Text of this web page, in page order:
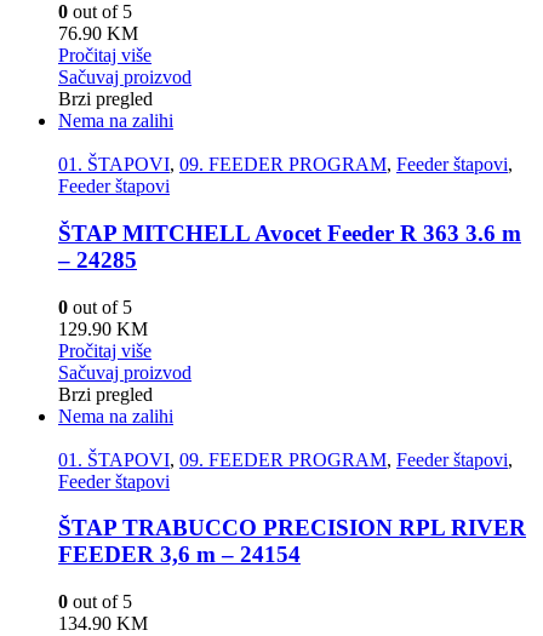
0 out of 5
76.90 KM
Pročitaj više
Sačuvaj proizvod
Brzi pregled
Nema na zalihi
01. ŠTAPOVI, 09. FEEDER PROGRAM, Feeder štapovi,
Feeder štapovi
ŠTAP MITCHELL Avocet Feeder R 363 3.6 m
– 24285
0 out of 5
129.90 KM
Pročitaj više
Sačuvaj proizvod
Brzi pregled
Nema na zalihi
01. ŠTAPOVI, 09. FEEDER PROGRAM, Feeder štapovi,
Feeder štapovi
ŠTAP TRABUCCO PRECISION RPL RIVER
FEEDER 3,6 m – 24154
0 out of 5
134.90 KM